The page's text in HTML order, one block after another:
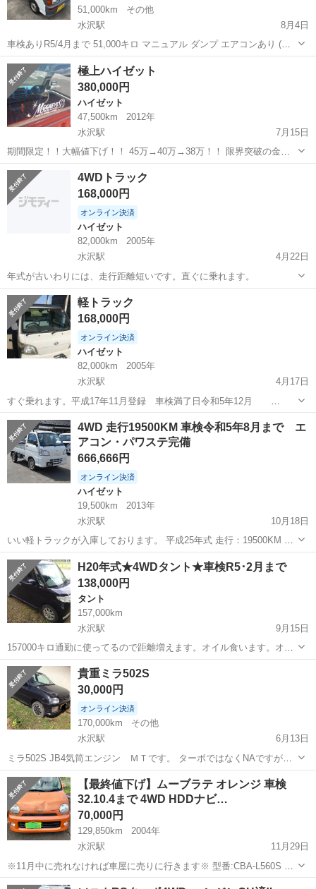
51,000km
その他
水沢駅
8月4日
車検ありR5/4月まで 51,000キロ マニュアル ダンプ エアコンあり (ガ
ス入れれば冷えそうです) ブレーキが倍力装置(マスターバック？)おか
しく 効きが甘いです。普通に乗ってます。 現車確認可能ですが当方の
都合に必ず...
岩手 奥州市 水沢駅 ハイゼット
極上ハイゼット
380,000円
ハイゼット
47,500km
2012年
水沢駅
7月15日
期間限定！！大幅値下げ！！ 45万→40万→38万！！ 限界突破の金額
です！！ ホイール無しであれば33万！！ これで売れなきゃ自分で乗り
ます。 7/24まで！！ 全てコミコミ価格！！ 24年式ハイゼットの出品
にな...
岩手 水沢駅 ハイゼット
4WDトラック
168,000円
オンライン決済
ハイゼット
82,000km
2005年
水沢駅
4月22日
年式が古いわりには、走行距離短いです。直ぐに乗れます。
岩手 奥州市 水沢駅
軽トラック
168,000円
オンライン決済
ハイゼット
82,000km
2005年
水沢駅
4月17日
すぐ乗れます。平成17年11月登録 車検満了日令和5年12月
82000k走行 エアコン無し 再々値下げしました。
岩手 奥州市 水沢駅 軽トラック
4WD 走行19500KM 車検令和5年8月まで エ
アコン・パワステ完備
666,666円
オンライン決済
ハイゼット
19,500km
2013年
水沢駅
10月18日
いい軽トラックが入庫しております。 平成25年式 走行：19500KM 車
検：令和5年8月 シフト：F5 エアコン・パワステ・ルーフキャリア・
ゴムマッド ワンオーナ ばりばりな軽トラックが入庫しておりま...
岩手 奥州市 水沢駅 ハイゼット 令和5年
H20年式★4WDタント★車検R5･2月まで
138,000円
タント
157,000km
水沢駅
9月15日
157000キロ通勤に使ってるので距離増えます。オイル食います。オイ
ル交換まめな人に譲ります。後部座席広いです。リア自家塗装あり。
車検たっぷりです。 現車確認可能ですが、当方の都合によります。場
所･時間帯等はこちらの指定で...
岩手 奥州市 水沢駅 タント
貴重ミラ502S
30,000円
オンライン決済
170,000km
その他
水沢駅
6月13日
ミラ502S JB4気筒エンジン ＭＴです。 ターボではなくNAですが速
いです。 距離17万キロです。 ただボディに錆がある為部品取りとして
出します。 1996年式です。
岩手 奥州市 水沢駅 ダイハツ エンジン
【最終値下げ】ムーブラテ オレンジ 車検
32.10.4まで 4WD HDDナビ…
70,000円
129,850km
2004年
水沢駅
11月29日
※11月中に売れなければ車屋に売りに行きます※ 型番:CBA-L560S 初
年度登録:H16.9 距離:129850キロ アンサーバック付きエンスタ搭載
岩手 奥州市 ダイハツ